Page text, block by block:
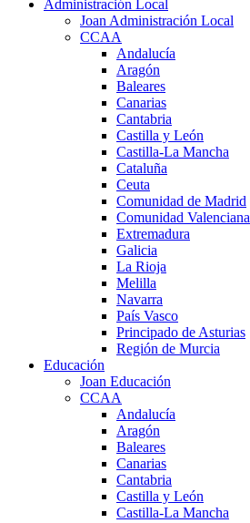
Administración Local
Joan Administración Local
CCAA
Andalucía
Aragón
Baleares
Canarias
Cantabria
Castilla y León
Castilla-La Mancha
Cataluña
Ceuta
Comunidad de Madrid
Comunidad Valenciana
Extremadura
Galicia
La Rioja
Melilla
Navarra
País Vasco
Principado de Asturias
Región de Murcia
Educación
Joan Educación
CCAA
Andalucía
Aragón
Baleares
Canarias
Cantabria
Castilla y León
Castilla-La Mancha